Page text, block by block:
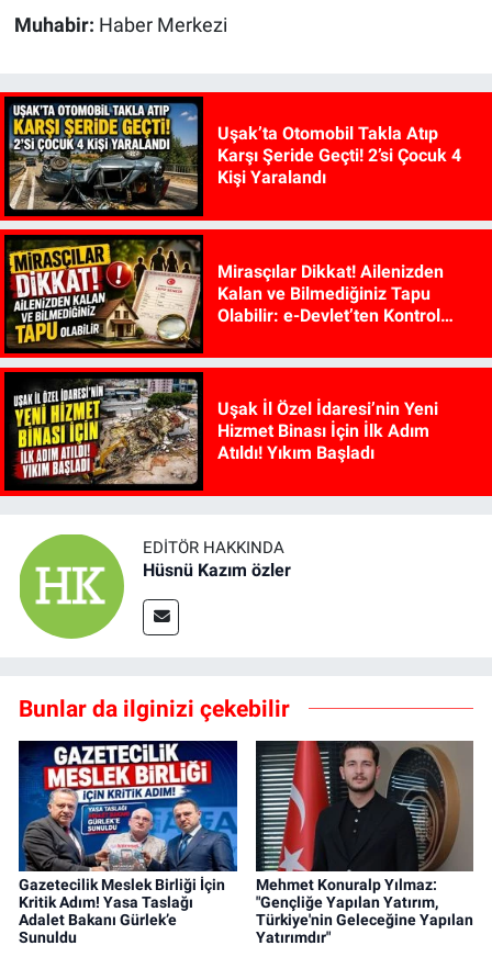
Muhabir: Haber Merkezi
Uşak’ta Otomobil Takla Atıp
Karşı Şeride Geçti! 2’si Çocuk 4
Kişi Yaralandı
Mirasçılar Dikkat! Ailenizden
Kalan ve Bilmediğiniz Tapu
Olabilir: e-Devlet’ten Kontrol
Uşak İl Özel İdaresi’nin Yeni
Hizmet Binası İçin İlk Adım
Atıldı! Yıkım Başladı
EDITÖR HAKKINDA
Hüsnü Kazım özler
Bunlar da ilginizi çekebilir
Gazetecilik Meslek Birliği İçin
Kritik Adım! Yasa Taslağı
Adalet Bakanı Gürlek’e
Sunuldu
Mehmet Konuralp Yılmaz:
"Gençliğe Yapılan Yatırım,
Türkiye'nin Geleceğine Yapılan
Yatırımdır"